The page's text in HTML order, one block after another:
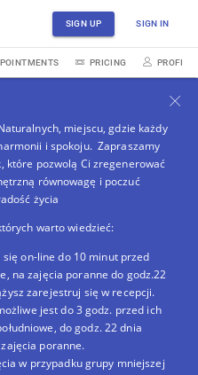
SIGN UP SIGN IN
PRICING PROFILE
miejscu, gdzie każdy
i spokoju. Zapraszamy
które pozwolą Ci zregenerować
równowagę i poczuć
życia
warto wiedzieć:
on-line do 10 minut przed
na zajęcia poranne do godz.22
zarejestruj się w recepcji.
jest do 3 godz. przed ich
do godz. 22 dnia
poranne.
w przypadku grupy mniejszej